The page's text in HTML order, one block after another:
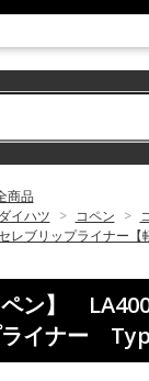
商品
ダイハツ > コペン >
レブリップライナー【
ペン】
ライナー